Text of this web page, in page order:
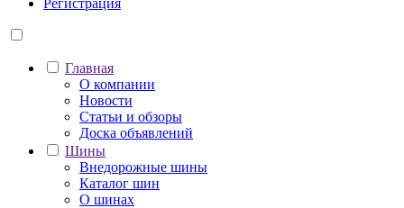
Регистрация
Главная
О компании
Новости
Статьи и обзоры
Доска объявлений
Шины
Внедорожные шины
Каталог шин
О шинах